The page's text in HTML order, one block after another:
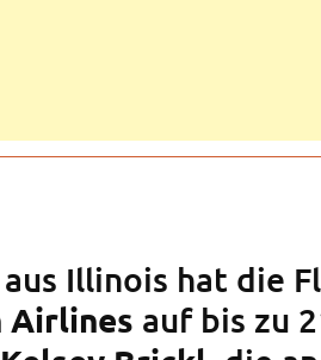
aus Illinois hat die
Airlines auf bis zu